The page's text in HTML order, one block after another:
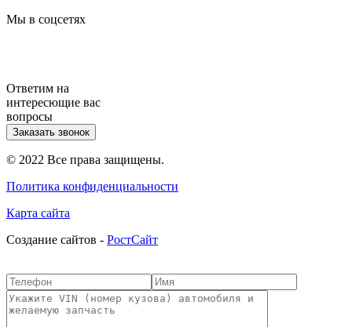
Мы в соцсетях
Ответим на
интересющие вас
вопросы
Заказать звонок
© 2022 Все права защищены.
Политика конфиденциальности
Карта сайта
Cоздание сайтов - РостСайт